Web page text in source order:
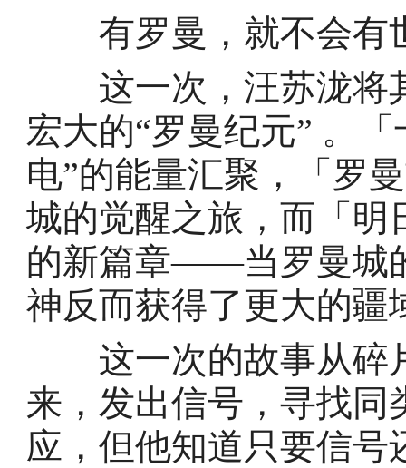
有罗曼，就不会有
这一次，汪苏泷将
宏大的“罗曼纪元” 。
电”的能量汇聚，「罗
城的觉醒之旅，而「明
的新篇章——当罗曼城
神反而获得了更大的疆
这一次的故事从碎
来，发出信号，寻找同
应，但他知道只要信